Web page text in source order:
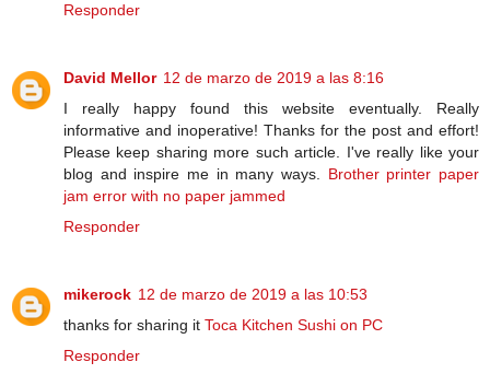
Responder
David Mellor 12 de marzo de 2019 a las 8:16
I really happy found this website eventually. Really
informative and inoperative! Thanks for the post and effort!
Please keep sharing more such article. I've really like your
blog and inspire me in many ways. Brother printer paper
jam error with no paper jammed
Responder
mikerock 12 de marzo de 2019 a las 10:53
thanks for sharing it Toca Kitchen Sushi on PC
Responder